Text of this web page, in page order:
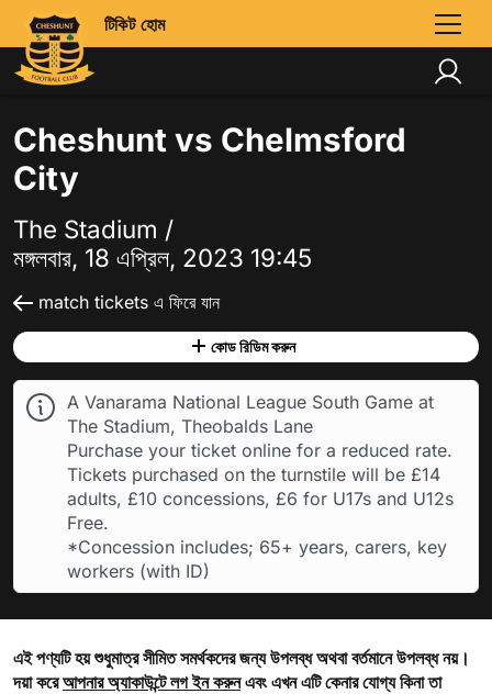
টিকিট হোম
Cheshunt vs Chelmsford
City
The Stadium /
মঙ্গলবার, 18 এপ্রিল, 2023 19:45
match tickets এ ফিরে যান
কোড রিডিম করুন
A Vanarama National League South Game at
The Stadium, Theobalds Lane
Purchase your ticket online for a reduced rate.
Tickets purchased on the turnstile will be £14
adults, £10 concessions, £6 for U17s and U12s
Free.
*Concession includes; 65+ years, carers, key
workers (with ID)
এই পণ্যটি হয় শুধুমাত্র সীমিত সমর্থকদের জন্য উপলব্ধ অথবা বর্তমানে উপলব্ধ নয়।
দয়া করেআপনার অ্যাকাউন্টে লগ ইন করুনএবং এখন এটি কেনার যোগ্য কিনা তা